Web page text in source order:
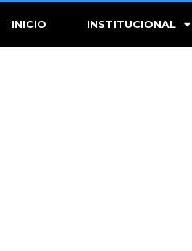
INICIO INSTITUCIONAL